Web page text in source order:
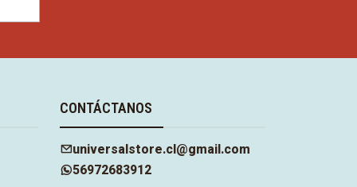
CONTÁCTANOS
universalstore.cl@gmail.com
56972683912